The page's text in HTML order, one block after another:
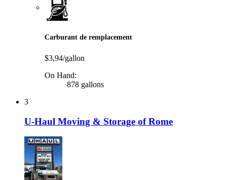
Carburant de remplacement
$3,94/gallon
On Hand:
878 gallons
3
U-Haul Moving & Storage of Rome